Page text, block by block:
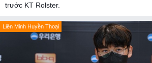
trước KT Rolster.
Liên Minh Huyền Thoại